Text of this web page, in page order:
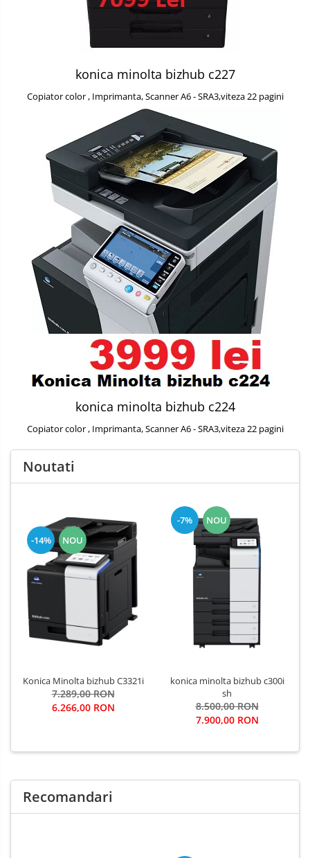
konica minolta bizhub c227
Copiator color , Imprimanta, Scanner A6 - SRA3,viteza 22 pagini
konica minolta bizhub c224
Copiator color , Imprimanta, Scanner A6 - SRA3,viteza 22 pagini
Noutati
-14% NOU
Konica Minolta bizhub C3321i
7.289,00 RON
6.266,00 RON
-7% NOU
konica minolta bizhub c300i
sh
8.500,00 RON
7.900,00 RON
Recomandari